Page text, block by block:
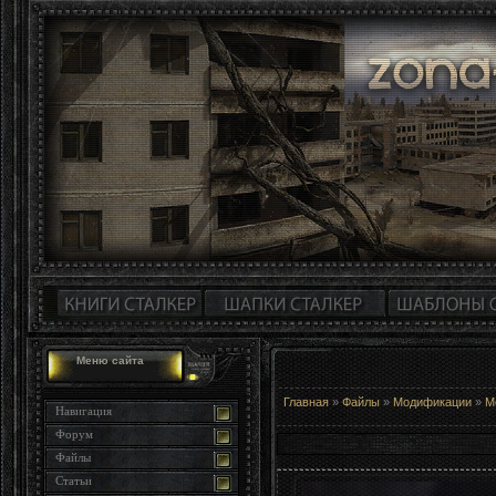
Меню сайта
Навигация
Форум
Файлы
Статьи
Главная » Файлы » Модификации »